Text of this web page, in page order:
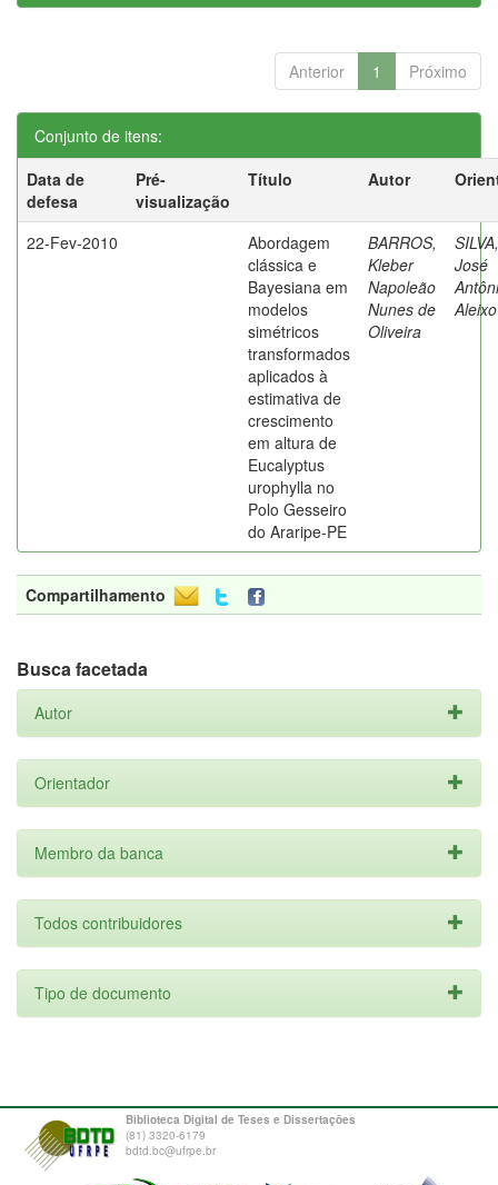
Anterior 1 Próximo
Conjunto de itens:
Data de
defesa
Pré-
visualização
Título Autor
22-Fev-2010
Abordagem
clássica e
Bayesiana em
modelos
simétricos
transformados
aplicados à
estimativa de
crescimento
em altura de
Eucalyptus
urophylla no
Polo Gesseiro
do Araripe-PE
BARROS,
Kleber
Napoleão
Nunes de
Oliveira
SILVA,
José
Compartilhamento
Busca facetada
Autor
Orientador
Membro da banca
Todos contribuidores
Tipo de documento
Biblioteca Digital de Teses e Dissertações
(81) 3320-6179
bdtd.bc@ufrpe.br